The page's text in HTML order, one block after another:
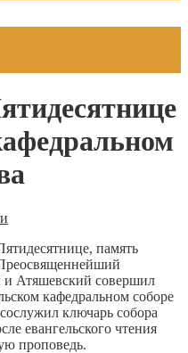
память
Атяшевский совершил
кафедральном соборе
ключарь собора
евангельского чтения
проповедь.